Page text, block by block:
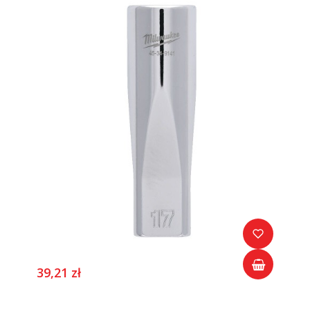
39,21 zł